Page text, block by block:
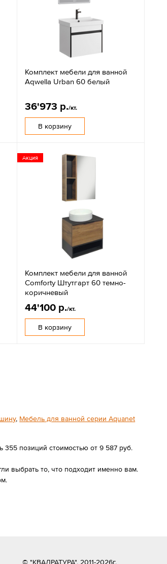
Комплект мебели для ванной
Aqwella Urban 60 белый
36'973 р./кт.
В корзину
Акция
Комплект мебели для ванной
Comforty Штутгарт 60 темно-
коричневый
44'100 р./кт.
В корзину
, Мебель для ванной серии Aquanet
355 позиций стоимостью от 9 587 руб.
выбрать то, что подходит именно вам.
© "КВАДРАТУРА", 2011-2026г.